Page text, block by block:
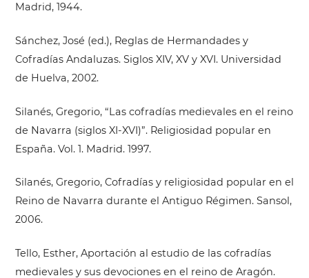
Madrid, 1944.
Sánchez, José (ed.), Reglas de Hermandades y
Cofradías Andaluzas. Siglos XIV, XV y XVI. Universidad
de Huelva, 2002.
Silanés, Gregorio, “Las cofradías medievales en el reino
de Navarra (siglos XI-XVI)”. Religiosidad popular en
España. Vol. 1. Madrid. 1997.
Silanés, Gregorio, Cofradías y religiosidad popular en el
Reino de Navarra durante el Antiguo Régimen. Sansol,
2006.
Tello, Esther, Aportación al estudio de las cofradías
medievales y sus devociones en el reino de Aragón.